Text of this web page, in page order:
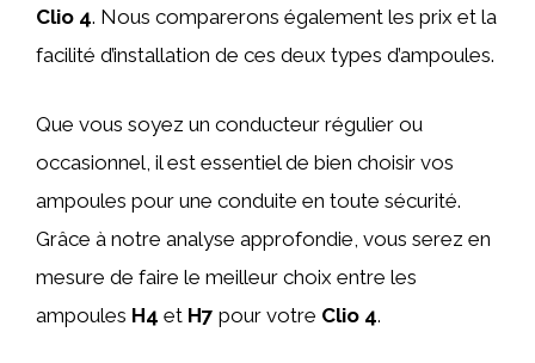
Clio 4. Nous comparerons également les prix et la
facilité d’installation de ces deux types d’ampoules.
Que vous soyez un conducteur régulier ou
occasionnel, il est essentiel de bien choisir vos
ampoules pour une conduite en toute sécurité.
Grâce à notre analyse approfondie, vous serez en
mesure de faire le meilleur choix entre les
ampoules H4 et H7 pour votre Clio 4.